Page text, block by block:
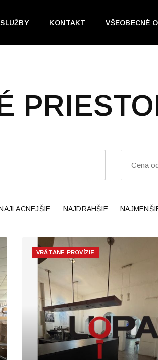
SLUŽBY KONTAKT VŠEOBECNÉ
NAJDRAHŠIE
VRÁTANE PROVÍZIE